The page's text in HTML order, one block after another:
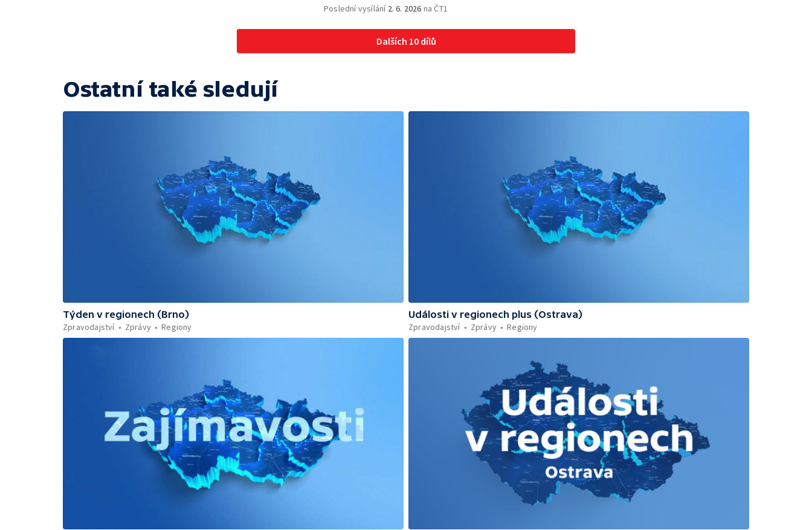
Poslední vysílání 2. 6. 2026 na ČT1
Dalších 10 dílů
Ostatní také sledují
Týden v regionech (Brno)
Zpravodajství
Zprávy Regiony
Události v regionech plus (Ostrava)
Zpravodajství
Zprávy Regiony